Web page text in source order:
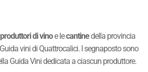
produttori di vinoe lecantinedella provincia
vini di Quattrocalici. I segnaposto sono
Guida Vini dedicata a ciascun produttore.